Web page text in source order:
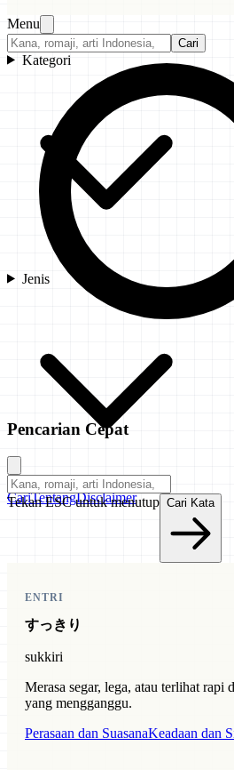
Menu
Cari
Kategori
Jenis
CariTentangDisclaimer
Pencarian Cepat
Tekan ESC untuk menutup Cari Kata
ENTRI
すっきり
sukkiri
Merasa segar, lega, atau terlihat rapi
yang mengganggu.
Perasaan dan SuasanaKeadaan dan